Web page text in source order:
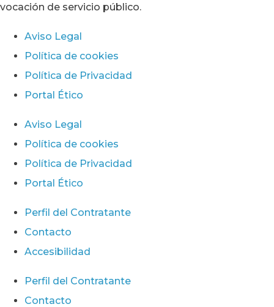
vocación de servicio público.
Aviso Legal
Política de cookies
Política de Privacidad
Portal Ético
Aviso Legal
Política de cookies
Política de Privacidad
Portal Ético
Perfil del Contratante
Contacto
Accesibilidad
Perfil del Contratante
Contacto